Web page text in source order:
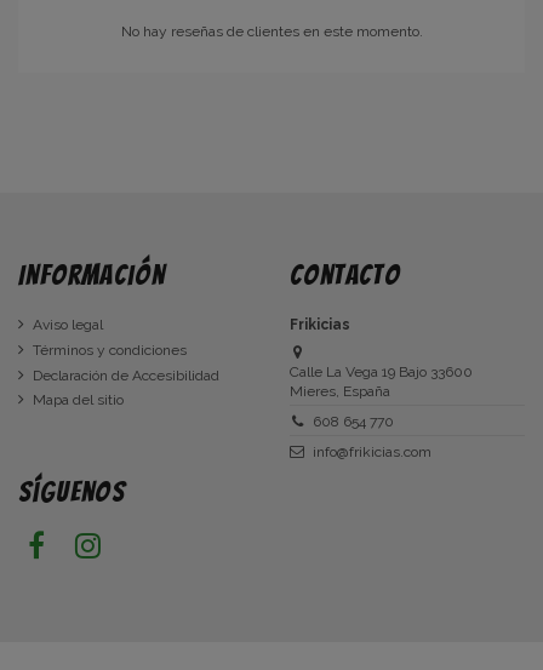
No hay reseñas de clientes en este momento.
Información
Aviso legal
Términos y condiciones
Declaración de Accesibilidad
Mapa del sitio
Contacto
Frikicias
Calle La Vega 19 Bajo 33600
Mieres, España
608 654 770
info@frikicias.com
Síguenos